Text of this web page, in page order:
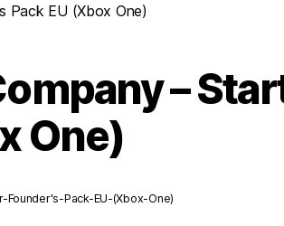
Pack EU (Xbox One)
–
One)
Pack-EU-(Xbox-One)